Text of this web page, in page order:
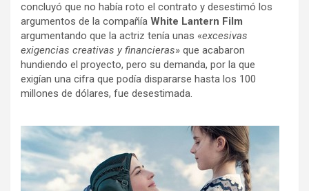
concluyó que no había roto el contrato y desestimó los
argumentos de la compañía White Lantern Film
argumentando que la actriz tenía unas «excesivas
exigencias creativas y financieras» que acabaron
hundiendo el proyecto, pero su demanda, por la que
exigían una cifra que podía dispararse hasta los 100
millones de dólares, fue desestimada.